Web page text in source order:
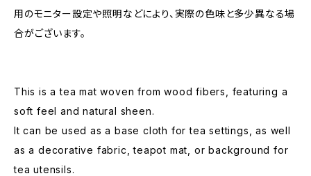
用のモニター設定や照明などにより、実際の色味と多少異なる場
合がございます。
This is a tea mat woven from wood fibers, featuring a
soft feel and natural sheen.
It can be used as a base cloth for tea settings, as well
as a decorative fabric, teapot mat, or background for
tea utensils.